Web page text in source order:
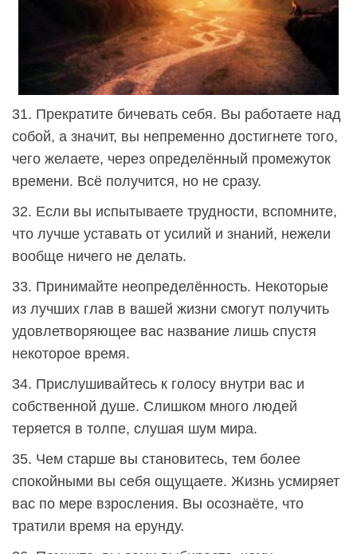
31. Прекратите бичевать себя. Вы работаете над
собой, а значит, вы непременно достигнете того,
чего желаете, через определённый промежуток
времени. Всё получится, но не сразу.
32. Если вы испытываете трудности, вспомните,
что лучше уставать от усилий и знаний, нежели
вообще ничего не делать.
33. Принимайте неопределённость. Некоторые
из лучших глав в вашей жизни смогут получить
удовлетворяющее вас название лишь спустя
некоторое время.
34. Прислушивайтесь к голосу внутри вас и
собственной душе. Слишком много людей
теряется в толпе, слушая шум мира.
35. Чем старше вы становитесь, тем более
спокойными вы себя ощущаете. Жизнь усмиряет
вас по мере взросления. Вы осознаёте, что
тратили время на ерунду.